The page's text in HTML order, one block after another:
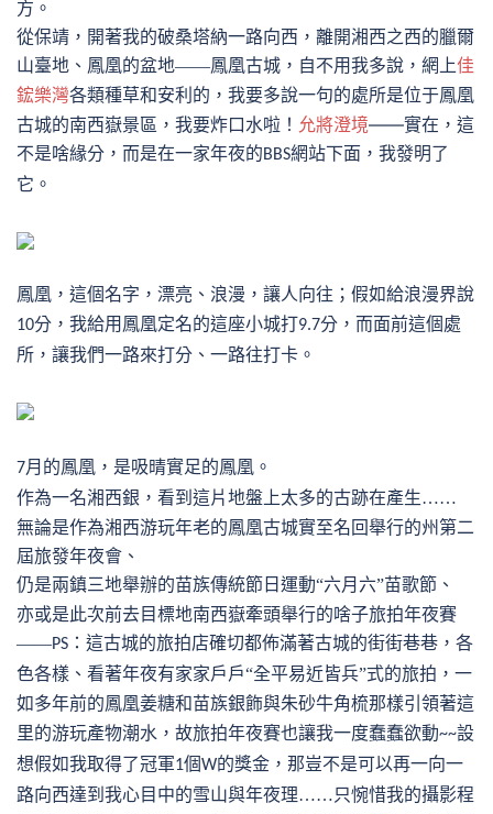
方。
從保靖，開著我的破桑塔納一路向西，離開湘西之西的臘爾
山臺地、 鳳凰的盆地——鳳凰古城，自不用我多說，網上佳
鋐樂灣各類種草和安利的， 我要多說一句的處所是位于鳳凰
古城的南西嶽景區，我要炸口水啦！ 允將澄境——實在，這
不是啥緣分，而是在一家年夜的BBS網站下面，我發明了
它。
鳳凰，這個名字，漂亮、浪漫，讓人向往； 假如給浪漫界說
10分， 我給用鳳凰定名的這座小城打9.7分， 而面前這個處
所，讓我們一路來打分、一路往打卡。
7月的鳳凰，是吸晴實足的鳳凰。
作為一名湘西銀，看到這片地盤上太多的古跡在產生……
無論是作為湘西游玩年老的鳳凰古城實至名回舉行的州第二
屆旅發年夜會、
仍是兩鎮三地舉辦的苗族傳統節日運動“六月六”苗歌節、
亦或是此次前去目標地南西嶽牽頭舉行的啥子旅拍年夜賽
——PS ：這古城的旅拍店確切都佈滿著古城的街街巷巷，各
色各樣、看著年夜有家家戶戶“全平易近皆兵”式的旅拍，一
如多年前的鳳凰姜糖和苗族銀飾與朱砂牛角梳那樣引領著這
里的游玩產物潮水，故旅拍年夜賽也讓我一度蠢蠢欲動~~設
想假如我取得了冠軍1個W的獎金，那豈不是可以再一向一
路向西達到我心目中的雪山與年夜理……只惋惜我的攝影程